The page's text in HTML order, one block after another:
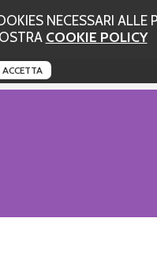
NECESSARI ALLE
COOKIE POLICY
ACCETTA